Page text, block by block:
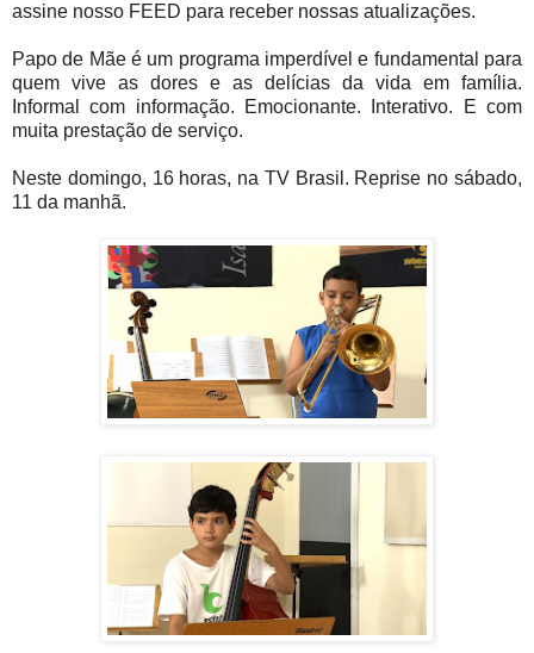
assine nosso FEED para receber nossas atualizações.
Papo de Mãe é um programa imperdível e fundamental para
quem vive as dores e as delícias da vida em família.
Informal com informação. Emocionante. Interativo. E com
muita prestação de serviço.
Neste domingo, 16 horas, na TV Brasil. Reprise no sábado,
11 da manhã.